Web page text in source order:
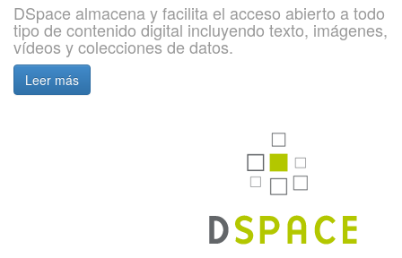
DSpace almacena y facilita el acceso abierto a todo
tipo de contenido digital incluyendo texto, imágenes,
vídeos y colecciones de datos.
Leer más